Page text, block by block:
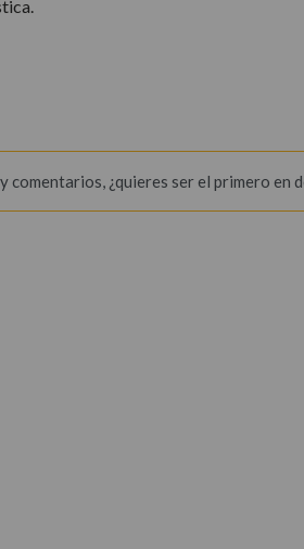
comentarios, ¿quieres ser el primero en